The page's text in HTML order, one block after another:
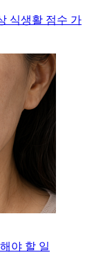
식생활 점수 가
야 할 일